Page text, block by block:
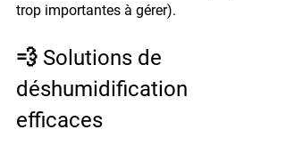
trop importantes à gérer).
💨 Solutions de
déshumidification
efficaces